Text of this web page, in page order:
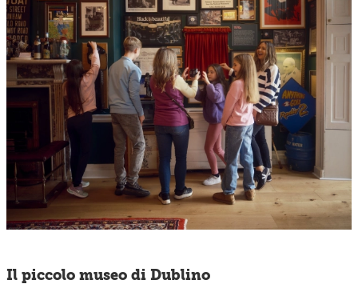
Il piccolo museo di Dublino